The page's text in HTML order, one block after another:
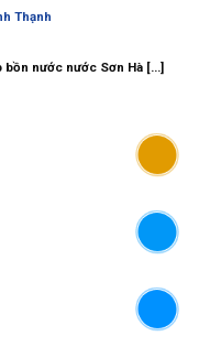
Thạnh
nước nước Sơn Hà [...]